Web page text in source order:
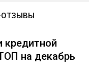
кредитной
на декабрь